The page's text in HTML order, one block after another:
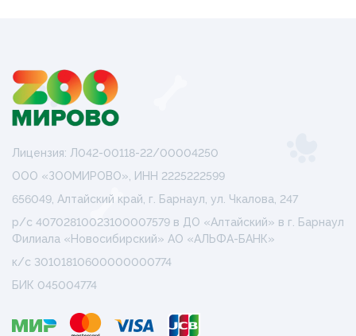
Лицензия: Л042-00118-22/00004250
ООО «ЗООМИРОВО», ИНН 2225222599
656049, Алтайский край, г. Барнаул, ул. Чкалова, 247
р/с 40702810023100007579 в ДО «Алтайский» в г. Барнаул
Филиала «Новосибирский» АО «АЛЬФА-БАНК»
к/с 30101810600000000774
БИК 045004774